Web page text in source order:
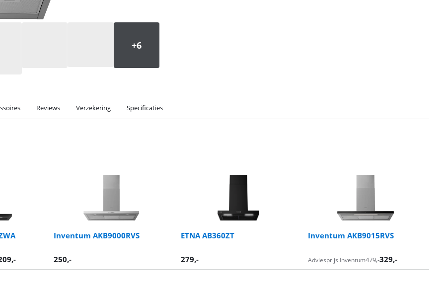
Reviews Verzekering Specificaties
Inventum AKB9000RVS ETNA AB360ZT Inventum AKB9015RVS
,- 250,- 279,- Adviesprijs Inventum479,-329,-